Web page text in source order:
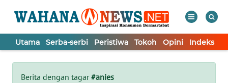
Utama Serba-serbi Peristiwa Tokoh Opini Indeks
Berita dengan tagar#anies
Tutup